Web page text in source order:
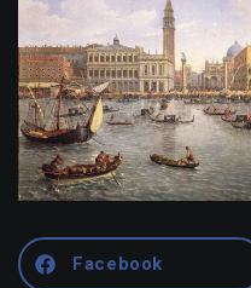
Facebook